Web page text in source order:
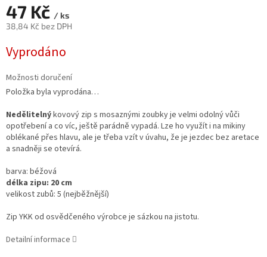
47 Kč / ks
38,84 Kč bez DPH
cena:
Vyprodáno
Možnosti doručení
Položka byla vyprodána…
Nedělitelnýkovový zip s mosaznými zoubky je velmi odolný vůči
opotřebení a co víc, ještě parádně vypadá. Lze ho využít i na mikiny
oblékané přes hlavu, ale je třeba vzít v úvahu, že je jezdec bez aretace
a snadněji se otevírá.
barva: béžová
délka zipu: 20 cm
velikost zubů: 5 (nejběžnější)
Zip YKK od osvědčeného výrobce je sázkou na jistotu.
Detailní informace